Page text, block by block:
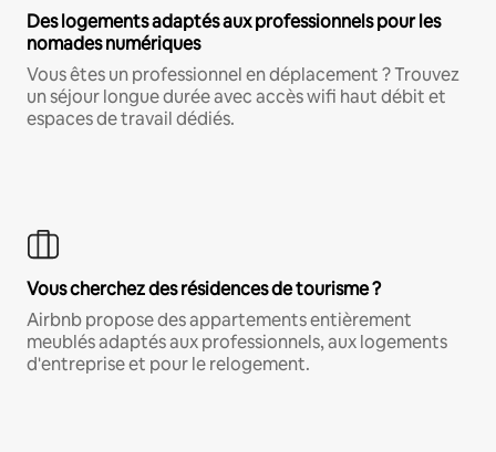
Des logements adaptés aux professionnels pour les
nomades numériques
Vous êtes un professionnel en déplacement ? Trouvez
un séjour longue durée avec accès wifi haut débit et
espaces de travail dédiés.
Vous cherchez des résidences de tourisme ?
Airbnb propose des appartements entièrement
meublés adaptés aux professionnels, aux logements
d'entreprise et pour le relogement.